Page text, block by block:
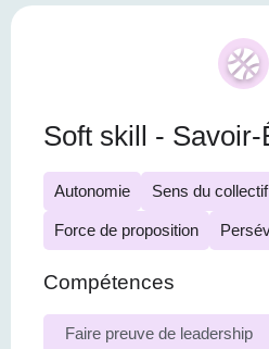
Soft skill - Savoir-
Autonomie Sens du collectif
Force de proposition
Compétences
Faire preuve de leadership